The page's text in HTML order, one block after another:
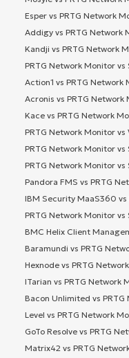
Esper vs PRTG Network
Addigy vs PRTG Network
Kandji vs PRTG Network
PRTG Network Monitor vs
Action1 vs PRTG Network
Acronis vs PRTG Network
Kace vs PRTG Network
PRTG Network Monitor
PRTG Network Monitor vs
PRTG Network Monitor vs
Pandora FMS vs PRTG
IBM Security MaaS360
PRTG Network Monitor
BMC Helix Client
Baramundi vs PRTG
Hexnode vs PRTG
ITarian vs PRTG Network
Bacon Unlimited vs
Level vs PRTG Network
GoTo Resolve vs PRTG
Matrix42 vs PRTG